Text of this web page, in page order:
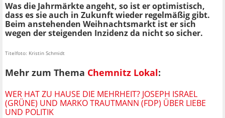
Was die Jahrmärkte angeht, so ist er optimistisch,
dass es sie auch in Zukunft wieder regelmäßig gibt.
Beim anstehenden Weihnachtsmarkt ist er sich
wegen der steigenden Inzidenz da nicht so sicher.
Titelfoto: Kristin Schmidt
Mehr zum Thema Chemnitz Lokal:
WER HAT ZU HAUSE DIE MEHRHEIT? JOSEPH ISRAEL
(GRÜNE) UND MARKO TRAUTMANN (FDP) ÜBER LIEBE
UND POLITIK